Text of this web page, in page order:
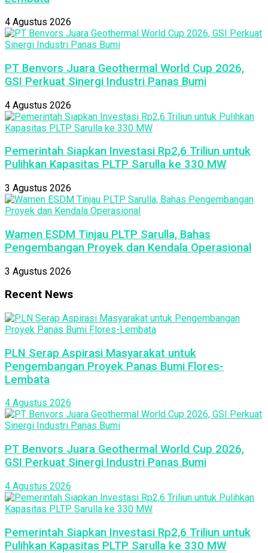
4 Agustus 2026
PT Benvors Juara Geothermal World Cup 2026,
GSI Perkuat Sinergi Industri Panas Bumi
4 Agustus 2026
Pemerintah Siapkan Investasi Rp2,6 Triliun untuk
Pulihkan Kapasitas PLTP Sarulla ke 330 MW
3 Agustus 2026
Wamen ESDM Tinjau PLTP Sarulla, Bahas
Pengembangan Proyek dan Kendala Operasional
3 Agustus 2026
Recent News
PLN Serap Aspirasi Masyarakat untuk
Pengembangan Proyek Panas Bumi Flores-
Lembata
4 Agustus 2026
PT Benvors Juara Geothermal World Cup 2026,
GSI Perkuat Sinergi Industri Panas Bumi
4 Agustus 2026
Pemerintah Siapkan Investasi Rp2,6 Triliun untuk
Pulihkan Kapasitas PLTP Sarulla ke 330 MW